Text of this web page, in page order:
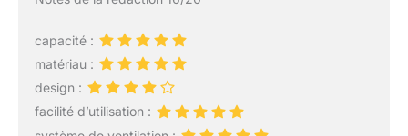
préparation et protège le
capacité :
matériau :
design :
facilité d’utilisation :